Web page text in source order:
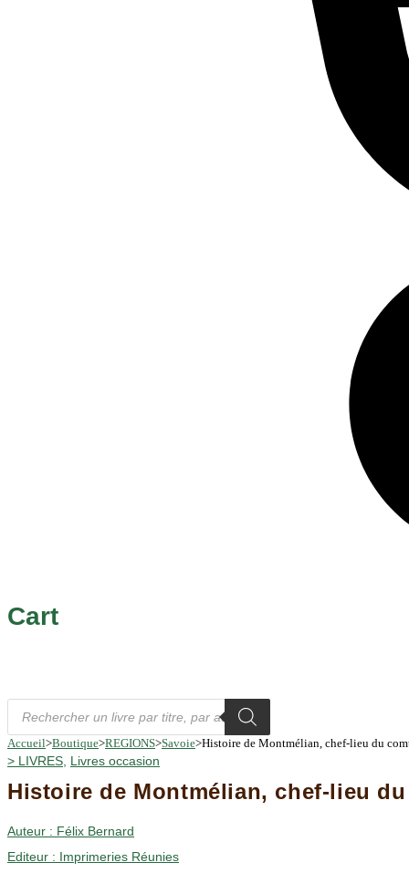
Cart
Recherche
Accueil>Boutique>REGIONS>Savoie>Histoire de Montmélian, chef-lieu du
> LIVRES Livres occasion
Histoire de Montmélian, chef-lieu
Auteur : Félix Bernard
Editeur : Imprimeries Réunies